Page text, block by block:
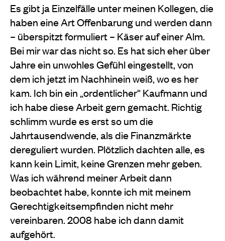
Es gibt ja Einzelfälle unter meinen Kollegen, die
haben eine Art Offenbarung und werden dann
– überspitzt formuliert – Käser auf einer Alm.
Bei mir war das nicht so. Es hat sich eher über
Jahre ein unwohles Gefühl eingestellt, von
dem ich jetzt im Nachhinein weiß, wo es her
kam. Ich bin ein „ordentlicher“ Kaufmann und
ich habe diese Arbeit gern gemacht. Richtig
schlimm wurde es erst so um die
Jahrtausendwende, als die Finanzmärkte
dereguliert wurden. Plötzlich dachten alle, es
kann kein Limit, keine Grenzen mehr geben.
Was ich während meiner Arbeit dann
beobachtet habe, konnte ich mit meinem
Gerechtigkeitsempfinden nicht mehr
vereinbaren. 2008 habe ich dann damit
aufgehört.